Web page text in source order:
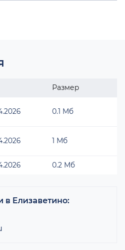
Размер
0.1 Мб
1 Мб
0.2 Мб
в Елизаветино: